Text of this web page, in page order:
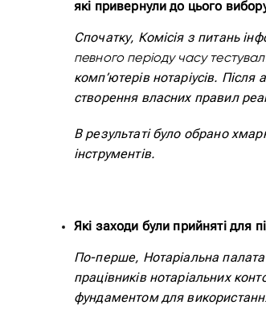
які привернули до цього
Спочатку, Комісія з питань
певного періоду часу
комп’ютерів нотаріусів.
створення власних правил
В результаті було обрано
інструментів.
Які заходи були прийняті для
По-перше, Нотаріальна палата
працівників нотаріальних
фундаментом для